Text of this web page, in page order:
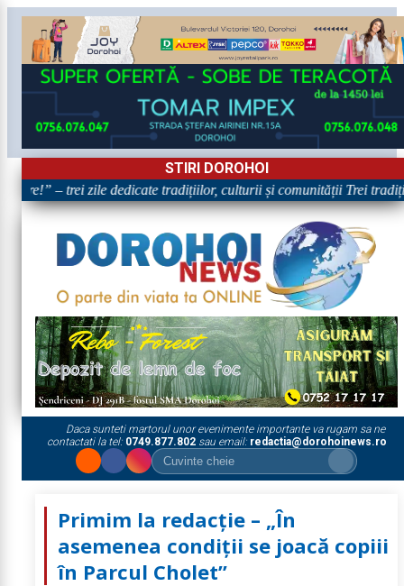
STIRI DOROHOI
– trei zile dedicate tradițiilor, culturii și comunității Trei
Daca sunteti martorul unor evenimente importante va rugam sa ne
contactati la tel: 0749.877.802sau email: redactia@dorohoinews.ro
Primim la redacție – „În
asemenea condiții se joacă copiii
în Parcul Cholet”